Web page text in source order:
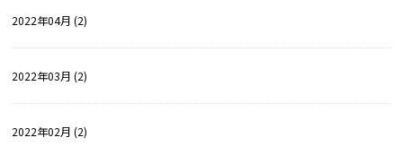
2022年04月 (2)
2022年03月 (2)
2022年02月 (2)